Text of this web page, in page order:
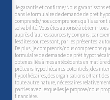
Je garantis et confirme/Nous garantissons
dans le formulaire de demande de prêt
comprends/nous comprenons qu'ils
solvabilité. Vous êtes autorisé à obtenir
auprès d'autres sources (y compris, par
lesdites sources sont, par les présentes,
De plus, je comprends/nous comprenons
formulaire de demande de prêt
obtenus liés à mes antécédents en matière
prêteurs hypothécaires potentiels, des
hypothécaires, des organisations offrant
toute autre nature, nécessaires
parties avez lesquelles je propose/nous
financière.